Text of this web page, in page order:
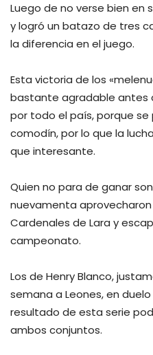
Luego de no verse bien en
y logró un batazo de tres
la diferencia en el juego.
Esta victoria de los
bastante agradable antes
por todo el país, porque
comodín, por lo que la
que interesante.
Quien no para de ganar
nuevamenta
Cardenales de Lara y
campeonato.
Los de Henry Blanco,
semana a Leones, en
resultado de esta serie
ambos conjuntos.